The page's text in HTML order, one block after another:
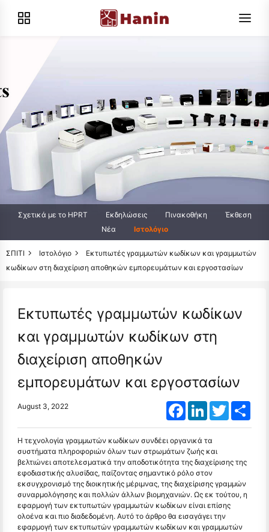
Σχετικά με το HPRT Εκδηλώσεις Πινακοθήκη
Έκθεση
Νέα
Ιστολόγιο
ΣΠΙΤΙ Ιστολόγιο
Εκτυπωτές γραμμωτών κωδίκων και γραμμωτών
κωδίκων στη διαχείριση αποθηκών εμπορευμάτων και εργοστασίων
Εκτυπωτές γραμμωτών κωδίκων
και γραμμωτών κωδίκων στη
διαχείριση αποθηκών
εμπορευμάτων και εργοστασίων
August 3, 2022 FacebookLinkedInTwitter
Η τεχνολογία γραμμωτών κωδίκων συνδέει οργανικά τα
συστήματα πληροφοριών όλων των στρωμάτων ζωής και
βελτιώνει αποτελεσματικά την αποδοτικότητα της διαχείρισης της
εφοδιαστικής αλυσίδας, παίζοντας σημαντικό ρόλο στον
εκσυγχρονισμό της διοικητικής μέριμνας, της διαχείρισης γραμμών
συναρμολόγησης και πολλών άλλων βιομηχανιών. Ως εκ τούτου, η
εφαρμογή των εκτυπωτών γραμμωτών κωδίκων είναι επίσης
ολοένα και πιο διαδεδομένη. Αυτό το άρθρο θα εισαγάγει την
εφαρμογή των εκτυπωτών γραμμωτών κωδίκων και γραμμωτών